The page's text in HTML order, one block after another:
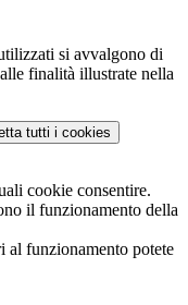
si avvalgono di
finalità illustrate nella
tutti i cookies
cookie consentire.
il funzionamento della
al funzionamento potete